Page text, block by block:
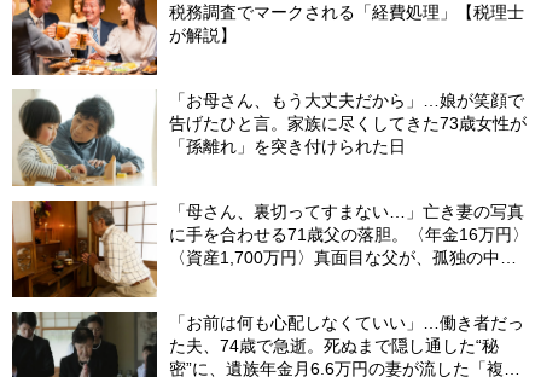
税務調査でマークされる「経費処理」【税理士
が解説】
「お母さん、もう大丈夫だから」…娘が笑顔で
告げたひと言。家族に尽くしてきた73歳女性が
「孫離れ」を突き付けられた日
「母さん、裏切ってすまない…」亡き妻の写真
に手を合わせる71歳父の落胆。〈年金16万円〉
〈資産1,700万円〉真面目な父が、孤独の中で
「お前は何も心配しなくていい」…働き者だっ
た夫、74歳で急逝。死ぬまで隠し通した“秘
密”に、遺族年金月6.6万円の妻が流した「複雑